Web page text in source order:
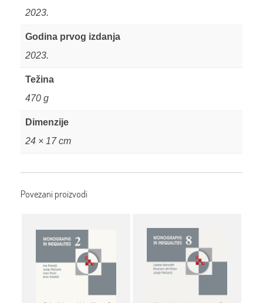
2023.
Godina prvog izdanja
2023.
Težina
470 g
Dimenzije
24 × 17 cm
Povezani proizvodi